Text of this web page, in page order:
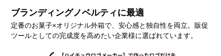
ブランディングノベルティに最適
定番のお菓子×オリジナル外箱で、安心感と独自性を両立。販促
ツールとしての完成度を高めたい企業様に選ばれています。